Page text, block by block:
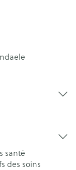
santé
des soins